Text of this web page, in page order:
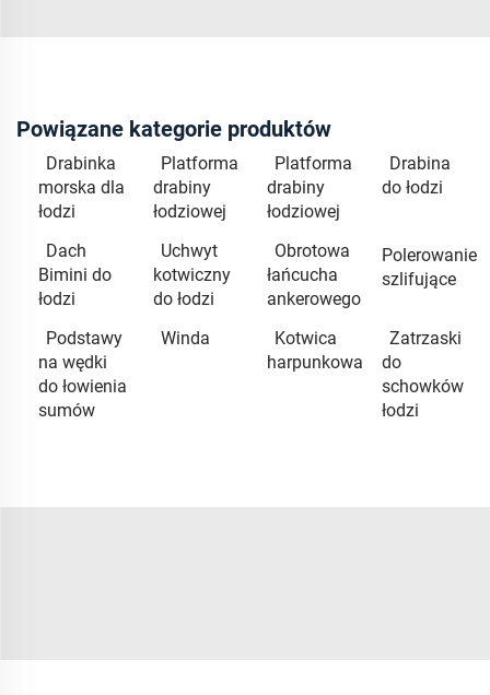
Powiązane kategorie produktów
Drabinka
morska dla
łodzi
Platforma
drabiny
łodziowej
Platforma
drabiny
łodziowej
Drabina
do łodzi
Dach
Bimini do
łodzi
Uchwyt
kotwiczny
do łodzi
Obrotowa
łańcucha
ankerowego
Polerowanie
szlifujące
Podstawy
na wędki
do łowienia
sumów
Winda
Kotwica
harpunkowa
Zatrzaski
do
schowków
łodzi